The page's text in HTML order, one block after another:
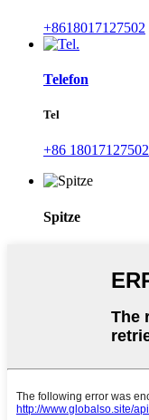
+8618017127502
Telefon
Tel
+86 18017127502
Spitze